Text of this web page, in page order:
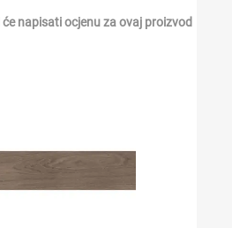
napisati ocjenu za ovaj proizvod